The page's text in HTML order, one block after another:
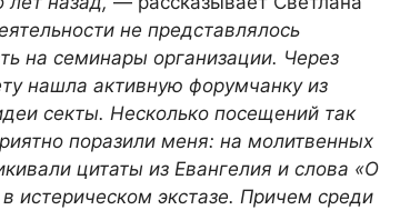
не представлялось
на семинары организации. Через
нашла активную форумчанку из
секты. Несколько посещений так
поразили меня: на молитвенных
цитаты из Евангелия и слова «О
истерическом экстазе. Причем среди